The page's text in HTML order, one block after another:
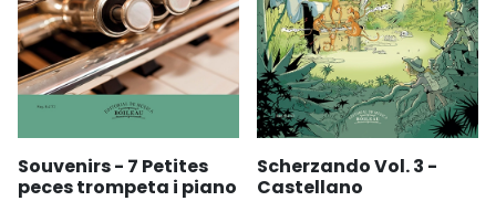
Souvenirs - 7 Petites
peces trompeta i piano
Scherzando Vol. 3 -
Castellano